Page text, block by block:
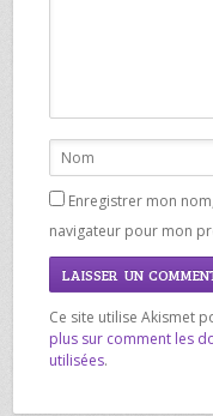
Enregistrer mon
navigateur pour mon
Ce site utilise Akismet
plus sur comment les
utilisées.